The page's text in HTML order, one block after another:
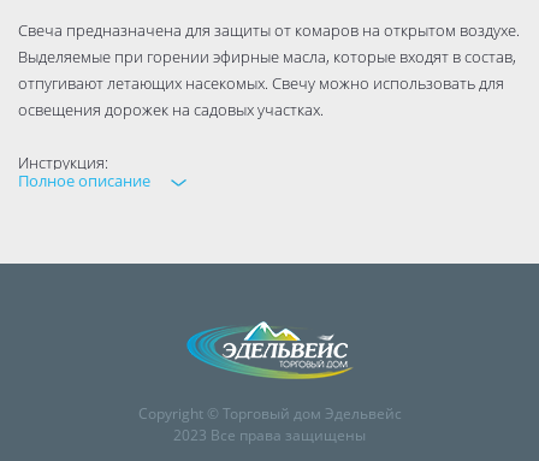
Свеча предназначена для защиты от комаров на открытом воздухе.
Выделяемые при горении эфирные масла, которые входят в состав,
отпугивают летающих насекомых. Свечу можно использовать для
освещения дорожек на садовых участках.
Инструкция:
только на открытом воздухе.
Время горения свечи около 3 часов. Максимальный
антимоскитный эффект в радиусе не более 2 метров от источника.
Полное описание
Copyright © Торговый дом Эдельвейс
2023 Все права защищены